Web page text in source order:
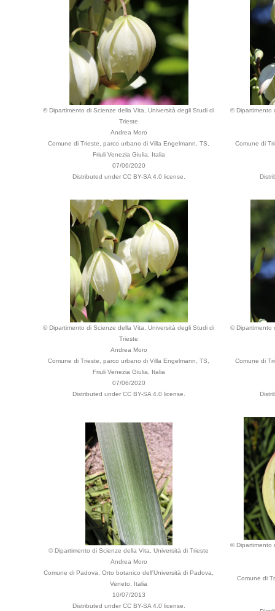
© Dipartimento di Scienze della Vita, Università degli Studi di
Trieste
Andrea Moro
Comune di Trieste, parco urbano di Villa Engelmann, TS,
Friuli Venezia Giulia, Italia
07/06/2020
Distributed under CC BY-SA 4.0 license.
© Dipartimento
Comune di
© Dipartimento di Scienze della Vita, Università degli Studi di
Trieste
Andrea Moro
Comune di Trieste, parco urbano di Villa Engelmann, TS,
Friuli Venezia Giulia, Italia
07/06/2020
Distributed under CC BY-SA 4.0 license.
© Dipartimento
Comune di
© Dipartimento di Scienze della Vita, Università di Trieste
Andrea Moro
Comune di Padova, Orto botanico dell'Università di Padova,
Veneto, Italia
10/07/2013
Distributed under CC BY-SA 4.0 license.
© Dipartimento
Comune di